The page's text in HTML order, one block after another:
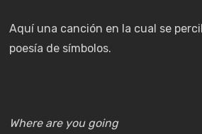
Aquí una canción en la cual se
poesía de símbolos.
Where are you going